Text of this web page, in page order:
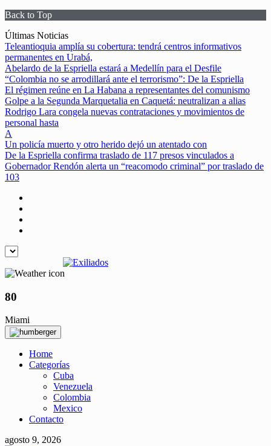
Back to Top
Skip
to
content
Últimas Noticias
Teleantioquia amplía su cobertura: tendrá centros informativos
permanentes en Urabá,
Abelardo de la Espriella estará a Medellín para el Desfile
“Colombia no se arrodillará ante el terrorismo”: De la Espriella
El régimen reúne en La Habana a representantes del comunismo
Golpe a la Segunda Marquetalia en Caquetá: neutralizan a alias
Rodrigo Lara congela nuevas contrataciones y movimientos de
personal hasta
A
Un policía muerto y otro herido dejó un atentado con
De la Espriella confirma traslado de 117 presos vinculados a
Gobernador Rendón alerta un “reacomodo criminal” por traslado de
103
80
Miami
Home
Categorías
Cuba
Venezuela
Colombia
Mexico
Contacto
agosto 9, 2026